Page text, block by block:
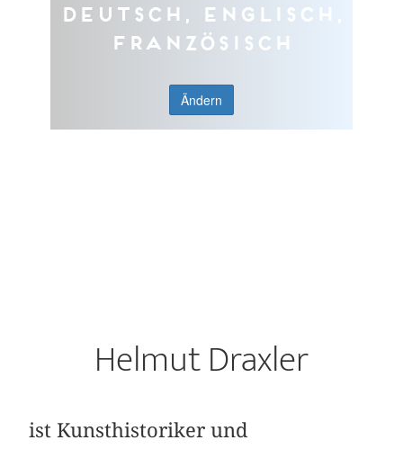
Deutsch, Englisch,
Französisch
Ändern
Helmut Draxler
ist Kunsthistoriker und